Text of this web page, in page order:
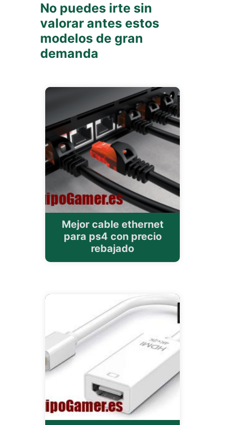
No puedes irte sin
valorar antes estos
modelos de gran
demanda
Mejor cable ethernet
para ps4 con precio
rebajado